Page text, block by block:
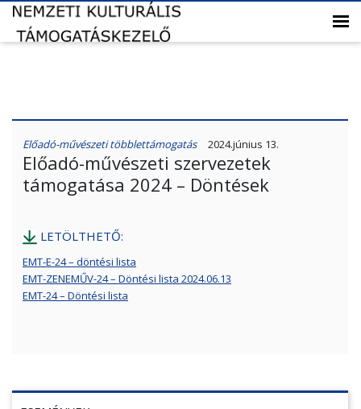
Előadó-művészeti többlettámogatás 2024.június 13.
Előadó-művészeti szervezetek
támogatása 2024 – Döntések
LETÖLTHETŐ:
EMT-E-24 – döntési lista
EMT-ZENEMŰV-24 – Döntési lista 2024.06.13
EMT-24 – Döntési lista